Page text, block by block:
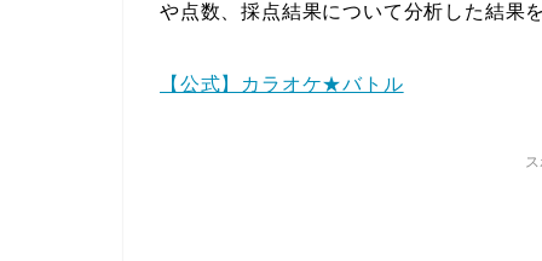
や点数、採点結果について分析した結果
【公式】カラオケ★バトル